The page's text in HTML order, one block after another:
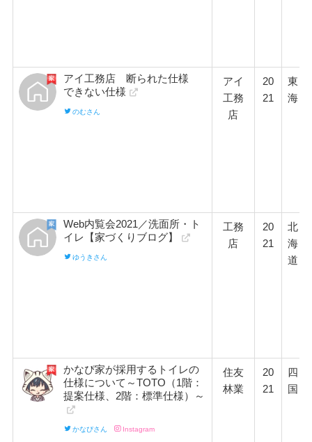
アイ工務店 断られた仕様
できない仕様
のむさん
アイ
工務
店
20
21
東
海
Web内覧会2021／洗面所・ト
イレ【家づくりブログ】
ゆうきさん
工務
店
20
21
北
海
道
かなぴ家が採用するトイレの
仕様について～TOTO（1階：
提案仕様、2階：標準仕様）～
かなぴさん Instagram
住友
林業
20
21
四
国